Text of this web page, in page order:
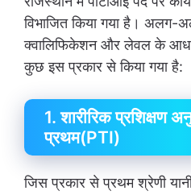
विभाजित किया गया है। अलग-
क्वालिफिकेशन और लेवल के
कुछ इस प्रकार से किया गया है:
1. शारीरिक प्रशिक्षण
प्रथम(PTI)
जिस प्रकार से प्रथम श्रेणी